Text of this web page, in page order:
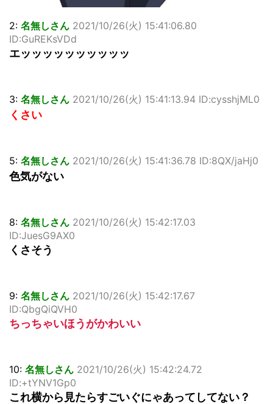
2: 名無しさん 2021/10/26(火) 15:41:06.80
ID:GuREKsVDd
エッッッッッッッッッッ
3: 名無しさん 2021/10/26(火) 15:41:13.94 ID:cysshjML0
くさい
5: 名無しさん 2021/10/26(火) 15:41:36.78 ID:8QX/jaHj0
色気がない
8: 名無しさん 2021/10/26(火) 15:42:17.03
ID:JuesG9AX0
くさそう
9: 名無しさん 2021/10/26(火) 15:42:17.67
ID:QbgQiQVH0
ちっちゃいほうがかわいい
10: 名無しさん 2021/10/26(火) 15:42:24.72
ID:+tYNV1Gp0
これ横から見たらすごいぐにゃあってしてない？